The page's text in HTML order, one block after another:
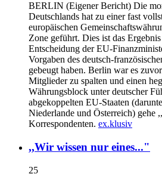
BERLIN (Eigener Bericht) Die
Deutschlands hat zu einer fast
europäischen
Zone geführt. Dies ist das
Entscheidung der EU-
Vorgaben des deutsch-
gebeugt haben. Berlin war es
Mitglieder zu spalten und einen
Währungsblock unter deutscher
abgekoppelten EU-Staaten
Niederlande und Österreich) gehe
Korrespondenten. ex.klusiv
,,Wir wissen nur eines..."
25